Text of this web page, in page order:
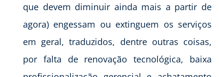
que devem diminuir ainda mais a partir de
agora) engessam ou extinguem os serviços
em geral, traduzidos, dentre outras coisas,
por falta de renovação tecnológica, baixa